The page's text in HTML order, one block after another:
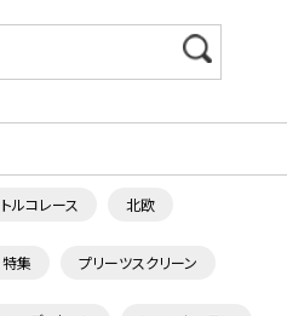
トルコレース 北欧
特集 プリーツスクリーン